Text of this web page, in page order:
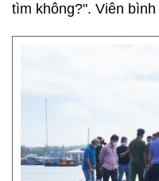
tìm không?". Viên